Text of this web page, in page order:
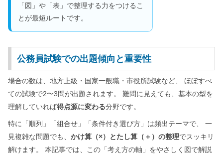
「図」や「表」で整理する力をつけるこ
とが最短ルートです。
公務員試験での出題傾向と重要性
場合の数は、地方上級・国家一般職・市役所試験など、 ほぼすべ
ての試験で2〜3問が出題されます。 難問に見えても、基本の型を
理解していれば得点源に変わる分野です。
特に「順列」「組合せ」「条件付き選び方」は頻出テーマで、 一
見複雑な問題でも、 かけ算（×）とたし算（＋）の整理でスッキリ
解けます。 本記事では、この「考え方の軸」をやさしく図で解説